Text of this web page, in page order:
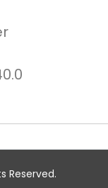
Reserved.